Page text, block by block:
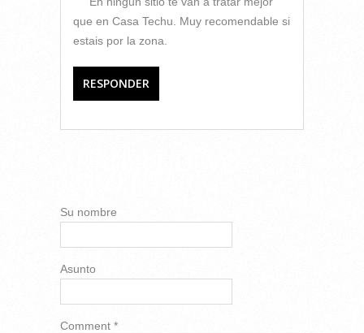
que en Casa Techu. Muy recomendable si
estais por la zona.
RESPONDER
Su nombre
Asunto
Comment *